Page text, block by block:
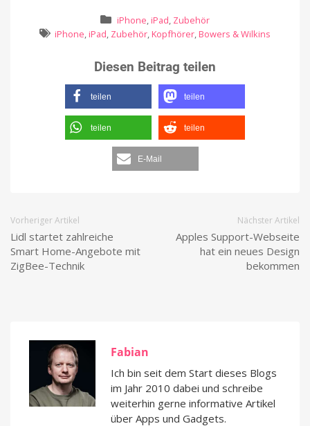
iPhone, iPad, Zubehör
iPhone, iPad, Zubehör, Kopfhörer, Bowers & Wilkins
Diesen Beitrag teilen
teilen teilen
teilen teilen
E-Mail
Vorheriger Artikel
Lidl startet zahlreiche
Smart Home-Angebote mit
ZigBee-Technik
Nächster Artikel
Apples Support-Webseite
hat ein neues Design
bekommen
Fabian
Ich bin seit dem Start dieses Blogs
im Jahr 2010 dabei und schreibe
weiterhin gerne informative Artikel
über Apps und Gadgets.